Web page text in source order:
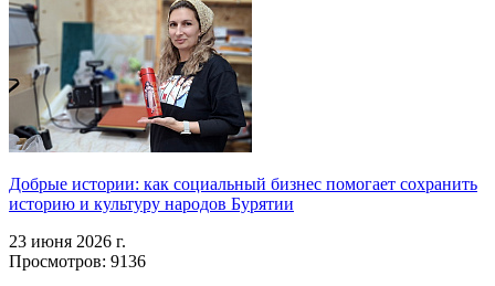
Добрые истории: как социальный бизнес помогает сохранить
историю и культуру народов Бурятии
23 июня 2026 г.
Просмотров: 9136